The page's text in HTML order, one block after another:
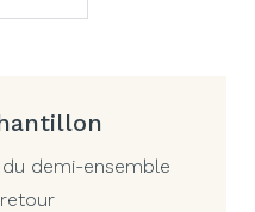
demi-ensemble